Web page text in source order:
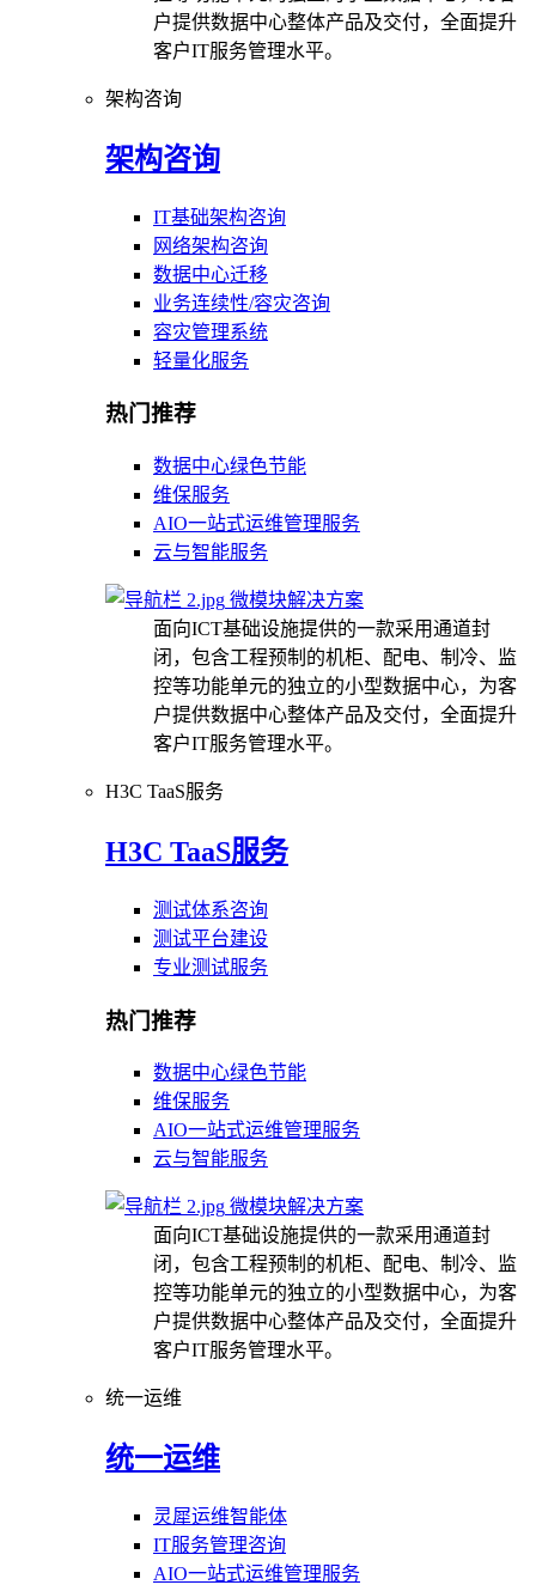
户提供数据中心整体产品及交付，全面提升
客户IT服务管理水平。
架构咨询
架构咨询
IT基础架构咨询
网络架构咨询
数据中心迁移
业务连续性/容灾咨询
容灾管理系统
轻量化服务
热门推荐
数据中心绿色节能
维保服务
AIO一站式运维管理服务
云与智能服务
微模块解决方案
面向ICT基础设施提供的一款采用通道封
闭，包含工程预制的机柜、配电、制冷、监
控等功能单元的独立的小型数据中心，为客
户提供数据中心整体产品及交付，全面提升
客户IT服务管理水平。
H3C TaaS服务
H3C TaaS服务
测试体系咨询
测试平台建设
专业测试服务
热门推荐
数据中心绿色节能
维保服务
AIO一站式运维管理服务
云与智能服务
微模块解决方案
面向ICT基础设施提供的一款采用通道封
闭，包含工程预制的机柜、配电、制冷、监
控等功能单元的独立的小型数据中心，为客
户提供数据中心整体产品及交付，全面提升
客户IT服务管理水平。
统一运维
统一运维
灵犀运维智能体
IT服务管理咨询
AIO一站式运维管理服务